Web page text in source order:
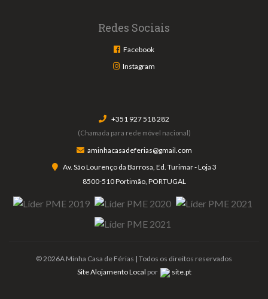
Redes Sociais
Facebook
Instagram
+351 927 518 282
(Chamada para rede móvel nacional)
aminhacasadeferias@gmail.com
Av. São Lourenço da Barrosa, Ed. Turimar - Loja 3
8500-510 Portimão, PORTUGAL
© 2026A Minha Casa de Férias | Todos os direitos reservados
Site Alojamento Local por site.pt